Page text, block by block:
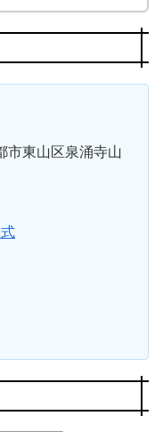
市東山区泉涌寺山